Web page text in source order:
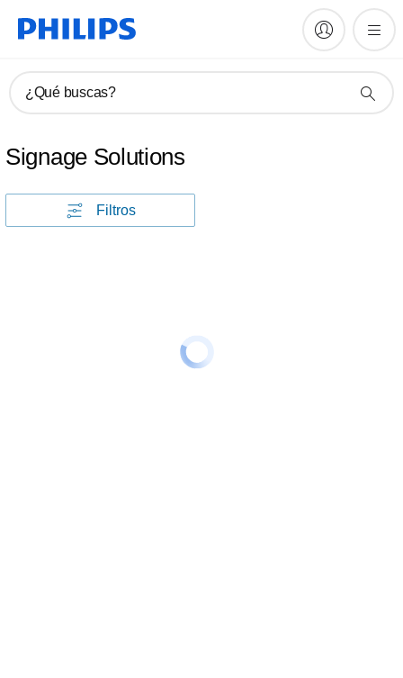
¿Qué buscas?
Signage Solutions
Filtros